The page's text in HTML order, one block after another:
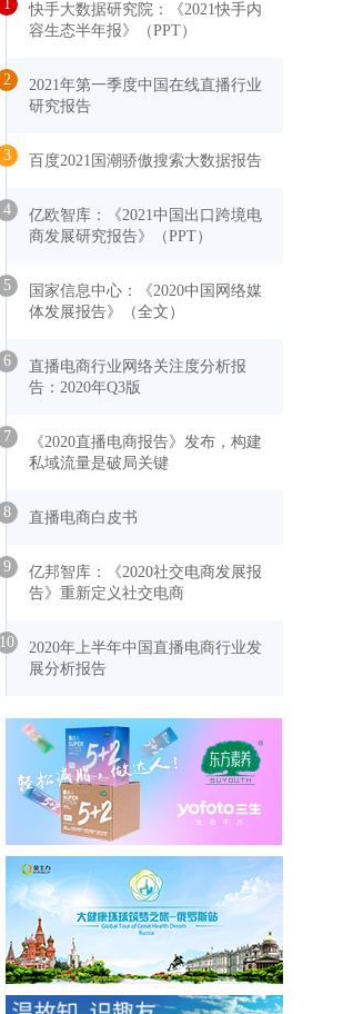
1
快手大数据研究院：《2021快手内
容生态半年报》（PPT）
2
2021年第一季度中国在线直播行业
研究报告
3 百度2021国潮骄傲搜索大数据报告
4
亿欧智库：《2021中国出口跨境电
商发展研究报告》（PPT）
5
国家信息中心：《2020中国网络媒
体发展报告》（全文）
6
直播电商行业网络关注度分析报
告：2020年Q3版
7
《2020直播电商报告》发布，构建
私域流量是破局关键
8 直播电商白皮书
9
亿邦智库：《2020社交电商发展报
告》重新定义社交电商
10
2020年上半年中国直播电商行业发
展分析报告